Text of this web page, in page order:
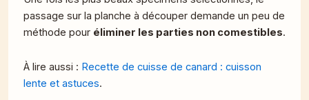
passage sur la planche à découper demande un peu de
méthode pour éliminer les parties non comestibles.
À lire aussi : Recette de cuisse de canard : cuisson
lente et astuces.